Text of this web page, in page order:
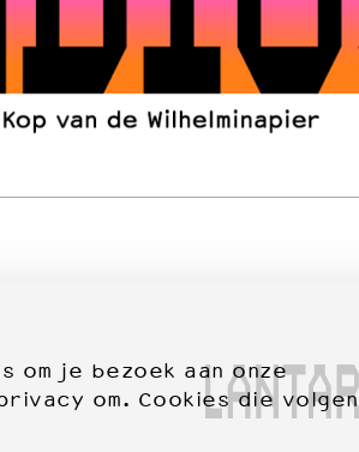
om je bezoek aan onze
om. Cookies die volgen